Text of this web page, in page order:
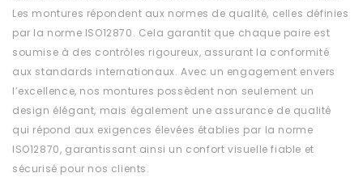
Les montures répondent aux normes de qualité, celles définies
par la norme ISO12870. Cela garantit que chaque paire est
soumise à des contrôles rigoureux, assurant la conformité
aux standards internationaux. Avec un engagement envers
l’excellence, nos montures possèdent non seulement un
design élégant, mais également une assurance de qualité
qui répond aux exigences élevées établies par la norme
ISO12870, garantissant ainsi un confort visuelle fiable et
sécurisé pour nos clients.